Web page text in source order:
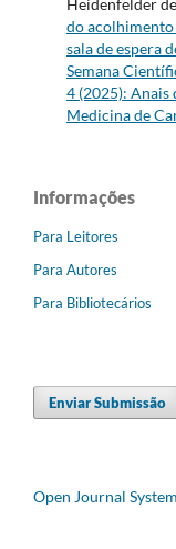
Heidenfelder
do
sala de espera
Semana
4 (2025): Anais
Medicina de
Informações
Para Leitores
Para Autores
Para Bibliotecários
Enviar Submissão
Open Journal